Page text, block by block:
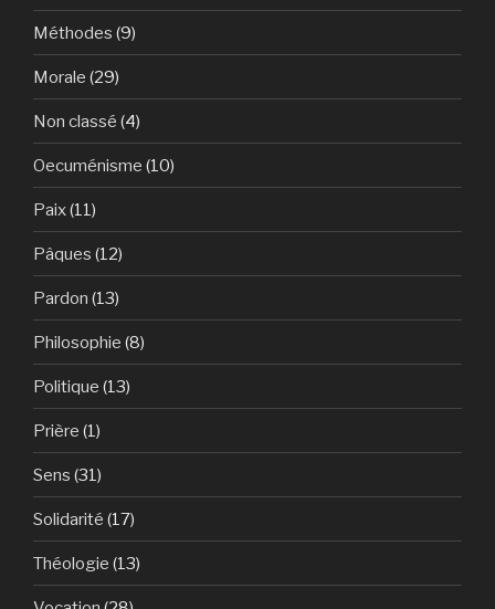
Méthodes (9)
Morale (29)
Non classé (4)
Oecuménisme (10)
Paix(11)
Pâques (12)
Pardon (13)
Philosophie (8)
Politique (13)
Prière (1)
Sens (31)
Solidarité (17)
Théologie (13)